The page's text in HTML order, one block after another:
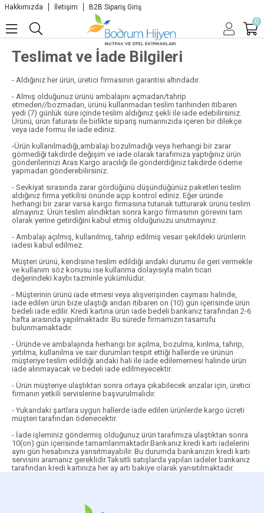
Hakkımızda İletişim
B2B Sipariş Giriş
0
Teslimat ve İade Bilgileri
- Aldığınız her ürün, üretici firmasının garantisi altındadır.
- Almış olduğunuz ürünü ambalajını açmadan/tahrip
etmeden//bozmadan, ürünü kullanmadan teslim tarihinden itibaren
yedi (7) günlük süre içinde teslim aldığınız şekli ile iade edebilirsiniz.
Ürünü, ürün faturası ile birlikte sipariş numarınızıda içeren bir dilekçe
veya iade formu ile iade ediniz.
-Ürün kullanılmadığı,ambalajı bozulmadığı veya herhangi bir zarar
görmediği takdirde değişim ve iade olarak tarafımıza yaptığınız ürün
gönderilerinizi Aras Kargo aracılığı ile gönderdiğiniz takdirde ödeme
yapmadan gönderebilirsiniz.
- Sevkiyat sırasında zarar gördüğünü düşündüğünüz paketleri teslim
aldığınız firma yetkilisi önünde açıp kontrol ediniz. Eğer üründe
herhangi bir zarar varsa kargo firmasına tutanak tutturarak ürünü teslim
almayınız. Ürün teslim alındıktan sonra kargo firmasının görevini tam
olarak yerine getirdiğini kabul etmiş olduğunuzu unutmayınız.
- Ambalajı açılmış, kullanılmış, tahrip edilmiş vesair şekildeki ürünlerin
iadesi kabul edilmez.
Müşteri ürünü, kendisine teslim edildiği andaki durumu ile geri vermekle
ve kullanım söz konusu ise kullanma dolayısıyla malın ticari
değerindeki kaybı tazminle yükümlüdür.
- Müşterinin ürünü iade etmesi veya alışverişinden cayması halinde,
iade edilen ürün bize ulaştığı andan itibaren on (10) gün içerisinde ürün
bedeli iade edilir. Kredi kartına ürün iade bedeli bankanız tarafından 2-6
hafta arasında yapılmaktadır. Bu sürede firmamızın tasarrufu
bulunmamaktadır.
- Üründe ve ambalajında herhangi bir açılma, bozulma, kırılma, tahrip,
yırtılma, kullanılma ve sair durumları tespit ettiği hallerde ve ürünün
müşteriye teslim edildiği andaki hali ile iade edilememesi halinde ürün
iade alınmayacak ve bedeli iade edilmeyecektir.
- Ürün müşteriye ulaştıktan sonra ortaya çıkabilecek arızalar için, üretici
firmanın yetkili servislerine başvurulmalıdır.
- Yukarıdaki şartlara uygun hallerde iade edilen ürünlerde kargo ücreti
müşteri tarafından ödenecektir.
- İade işleminiz göndermiş olduğunuz ürün tarafımıza ulaştıktan sonra
10(on) gün içerisinde tamamlanmaktadır.Bankanız kredi kartı iadelerini
aynı gün hesabınıza yansıtmayabilir. Bu durumda bankanızın kredi kartı
servisini aramanız gereklidir.Taksitli satışlarda yapılan iadeler bankanız
tarafından kredi kartınıza her ay artı bakiye olarak yansıtılmaktadır.